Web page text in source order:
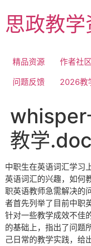
content
思政教学
精品资源 作者社区
问题反馈
2026教
whisper
教学
中职生在英语词汇学习
英语词汇的兴趣，如何
职英语教师急需解决的
者首先列举了目前中职
针对一些教学成效不佳
的基础上，指出了问题
己日常的教学实践，给